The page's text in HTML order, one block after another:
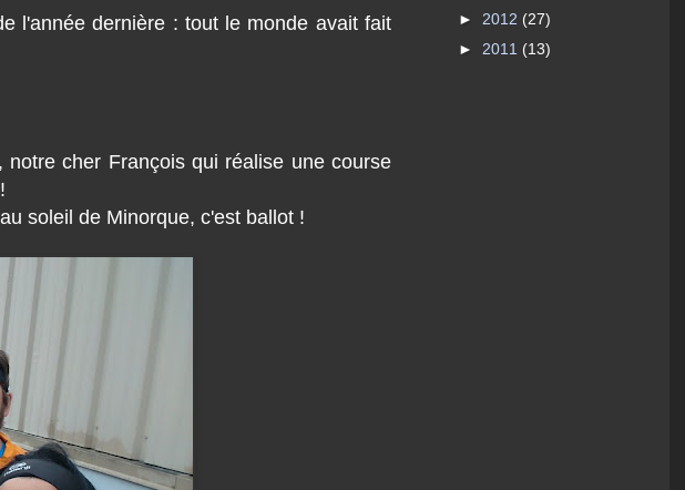
l'année dernière : tout le monde avait fait
cher François qui réalise une course
soleil de Minorque, c'est ballot !
► 2012 (27)
► 2011 (13)